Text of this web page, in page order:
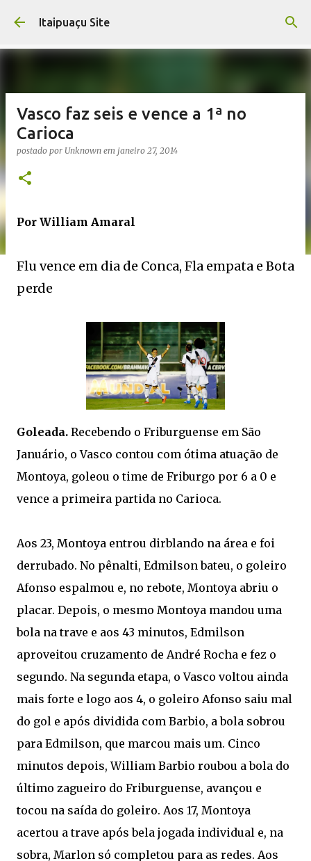
Pular para o conteúdo principal
Itaipuaçu Site
Vasco faz seis e vence a 1ª no
Carioca
postado por Unknown em janeiro 27, 2014
Por William Amaral
Flu vence em dia de Conca, Fla empata e Bota
perde
Goleada. Recebendo o Friburguense em São
Januário, o Vasco contou com ótima atuação de
Montoya, goleou o time de Friburgo por 6 a 0 e
vence a primeira partida no Carioca.
Aos 23, Montoya entrou dirblando na área e foi
derrubado. No pênalti, Edmilson bateu, o goleiro
Afonso espalmou e, no rebote, Montoya abriu o
placar. Depois, o mesmo Montoya mandou uma
bola na trave e aos 43 minutos, Edmilson
aproveitou cruzamento de André Rocha e fez o
segundo. Na segunda etapa, o Vasco voltou ainda
mais forte e logo aos 4, o goleiro Afonso saiu mal
do gol e após dividida com Barbio, a bola sobrou
para Edmilson, que marcou mais um. Cinco
minutos depois, William Barbio roubou a bola do
último zagueiro do Friburguense, avançou e
tocou na saída do goleiro. Aos 17, Montoya
acertou a trave após bela jogada individual e, na
sobra, Marlon só completou para as redes. Aos